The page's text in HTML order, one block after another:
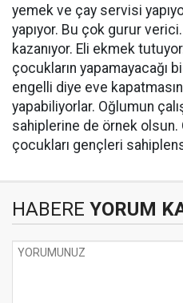
yemek ve çay servisi
yapıyor. Bu çok gurur
kazanıyor. Eli ekmek
çocukların yapamayacağı
engelli diye eve
yapabiliyorlar. Oğlumun
sahiplerine de örnek olsun.
çocukları gençleri
HABERE YORUM